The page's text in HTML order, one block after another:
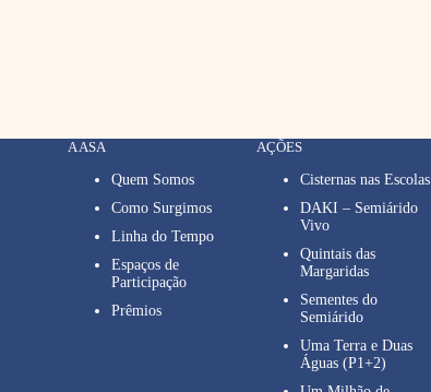
A ASA
Quem Somos
Como Surgimos
Linha do Tempo
Espaços de
Participação
Prêmios
AÇÕES
Cisternas nas Escolas
DAKI – Semiárido
Vivo
Quintais das
Margaridas
Sementes do
Semiárido
Uma Terra e Duas
Águas (P1+2)